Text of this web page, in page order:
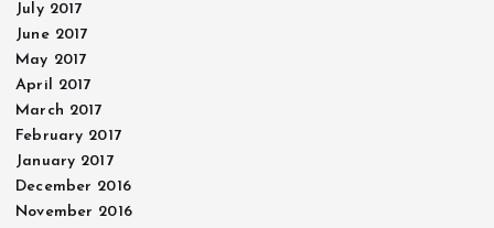
July 2017
June 2017
May 2017
April 2017
March 2017
February 2017
January 2017
December 2016
November 2016